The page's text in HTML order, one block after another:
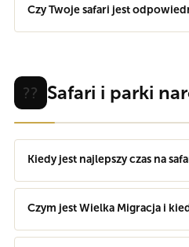
Czy Twoje safari jest
?? Safari i parki
Kiedy jest najlepszy czas na
Czym jest Wielka Migracja i